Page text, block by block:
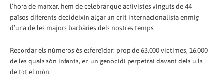
l’hora de marxar, hem de celebrar que activistes vinguts de 44
països diferents decideixin alçar un crit internacionalista enmig
d’una de les majors barbàries dels nostres temps.
Recordar els números és esfereïdor: prop de 63.000 víctimes, 16.000
de les quals són infants, en un genocidi perpetrat davant dels ulls
de tot el món.